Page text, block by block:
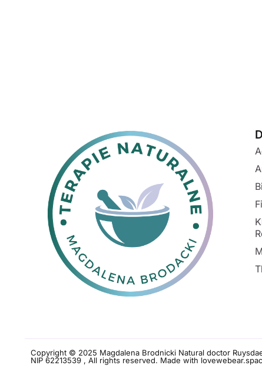
Copyright © 2025 Magdalena Brodnicki Natural doctor
NIP 62213539 , All rights reserved. Made with love